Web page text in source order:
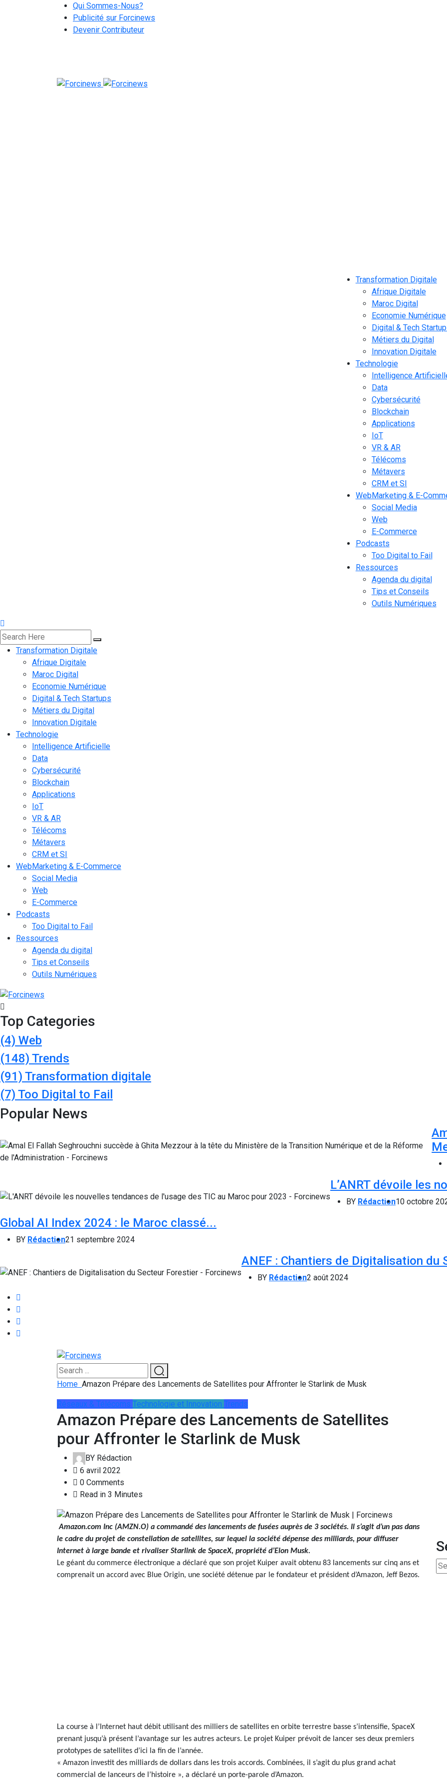
Qui Sommes-Nous?
Publicité sur Forcinews
Devenir Contributeur
Transformation Digitale
Afrique Digitale
Maroc Digital
Economie Numérique
Digital & Tech
Métiers du Digital
Innovation Digitale
Technologie
Intelligence
Data
Cybersécurité
Blockchain
Applications
IoT
VR & AR
Télécoms
Métavers
CRM et SI
WebMarketing & E-
Social Media
Web
E-Commerce
Podcasts
Too Digital to Fail
Ressources
Agenda du digital
Tips et Conseils
Outils Numériques
Transformation Digitale
Afrique Digitale
Maroc Digital
Economie Numérique
Digital & Tech Startups
Métiers du Digital
Innovation Digitale
Technologie
Intelligence Artificielle
Data
Cybersécurité
Blockchain
Applications
IoT
VR & AR
Télécoms
Métavers
CRM et SI
WebMarketing & E-Commerce
Social Media
Web
E-Commerce
Podcasts
Too Digital to Fail
Ressources
Agenda du digital
Tips et Conseils
Outils Numériques
Top Categories
(4) Web
(148) Trends
(91) Transformation digitale
(7) Too Digital to Fail
Popular News
L’ANRT dévoile les
BY Rédaction10 octobre
Global AI Index 2024 : le Maroc classé...
BY Rédaction21 septembre 2024
ANEF : Chantiers de Digitalisation du
BY Rédaction2 août 2024
Home Amazon Prépare des Lancements de Satellites pour Affronter le Starlink de Musk
Réseaux & Télécoms Technologie et Innovation Trends
Amazon Prépare des Lancements de Satellites
pour Affronter le Starlink de Musk
BY Rédaction
6 avril 2022
0 Comments
Read in 3 Minutes
Amazon.com Inc (AMZN.O) a commandé des lancements de fusées auprès de 3 sociétés. Il s’agit d’un pas dans
le cadre du projet de constellation de satellites, sur lequel la société dépense des milliards, pour diffuser
Internet à large bande et rivaliser Starlink de SpaceX, propriété d’Elon Musk.
Le géant du commerce électronique a déclaré que son projet Kuiper avait obtenu 83 lancements sur cinq ans et
comprenait un accord avec Blue Origin, une société détenue par le fondateur et président d’Amazon, Jeff Bezos.
La course à l’Internet haut débit utilisant des milliers de satellites en orbite terrestre basse s’intensifie, SpaceX
prenant jusqu’à présent l’avantage sur les autres acteurs. Le projet Kuiper prévoit de lancer ses deux premiers
prototypes de satellites d’ici la fin de l’année.
« Amazon investit des milliards de dollars dans les trois accords. Combinées, il s’agit du plus grand achat
commercial de lanceurs de l’histoire », a déclaré un porte-parole d’Amazon.